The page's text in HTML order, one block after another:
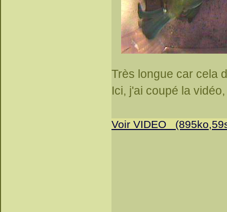
Très longue car cela
Ici, j'ai coupé la
Voir VIDEO